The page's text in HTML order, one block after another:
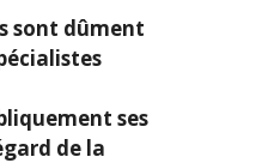
sont dûment
ses
de la